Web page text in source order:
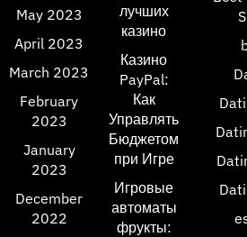
May 2023
April 2023
March 2023
February
2023
January
2023
December
2022
лучших
казино
Казино
PayPal:
Как
Управлять
Бюджетом
при Игре
Игровые
автоматы
фрукты: